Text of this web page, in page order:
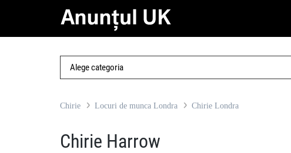
Chirie Locuri de munca Londra Chirie Londra
Chirie Harrow